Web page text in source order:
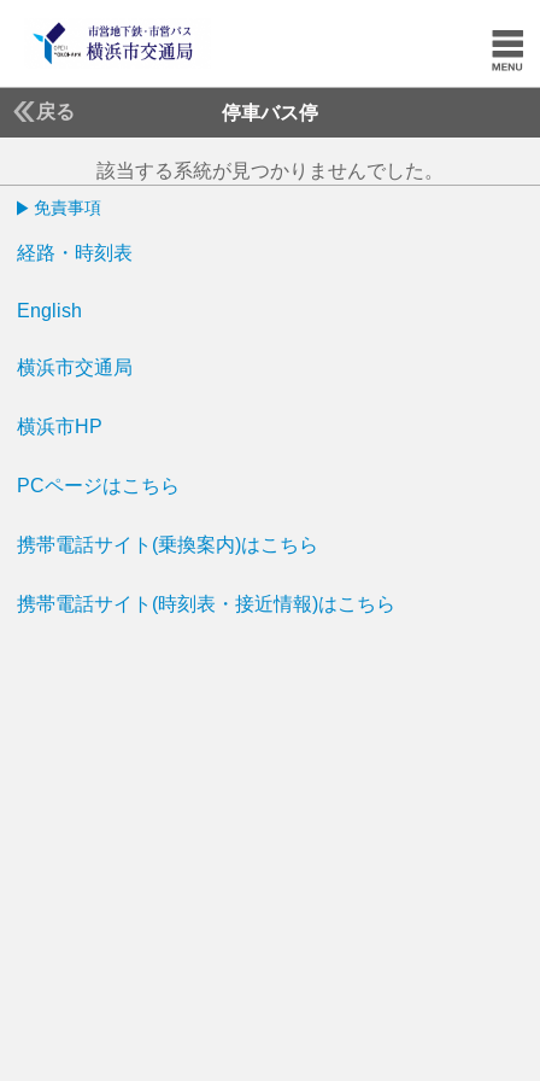
戻る 停車バス停
該当する系統が見つかりませんでした。
免責事項
経路・時刻表
English
横浜市交通局
横浜市HP
PCページはこちら
携帯電話サイト(乗換案内)はこちら
携帯電話サイト(時刻表・接近情報)はこちら